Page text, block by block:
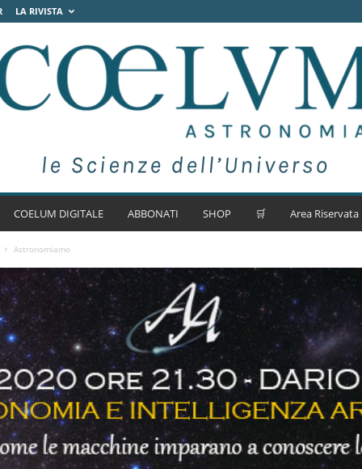
LA RIVISTA
COELUM DIGITALE ABBONATI SHOP 🛒 Area Riservata
Astronomiamo